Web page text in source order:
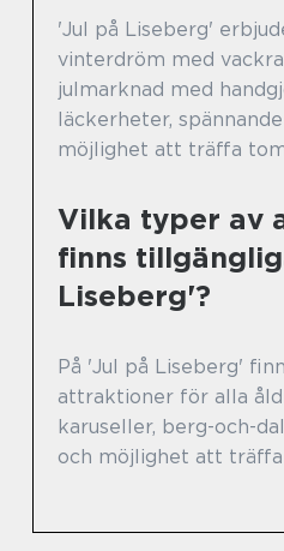
'Jul på Liseberg'
vinterdröm med
julmarknad med
läckerheter,
möjlighet att träffa
Vilka typer av
finns
Liseberg'?
På 'Jul på Liseberg'
attraktioner för alla
karuseller, berg-och-
och möjlighet att